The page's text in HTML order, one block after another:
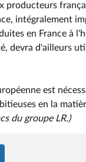
producteurs
intégralement
en France à
devra d'ailleurs
est
en la
du groupe LR.)